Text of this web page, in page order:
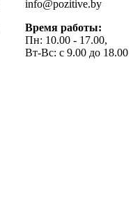
info@pozitive.by
Время работы:
Пн: 10.00 - 17.00,
Вт-Вс: с 9.00 до 18.00